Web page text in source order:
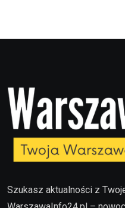
Szukasz aktualności z